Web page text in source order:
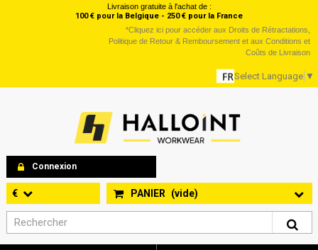
Livraison gratuite à l'achat de :
100 € pour la Belgique - 250 € pour la France
*Cliquez ici pour accéder aux Droits de Rétractations,
Politique de Retour & Remboursement et aux Conditions et
Coûts de Livraison
Select Language ▼
Connexion
PANIER (vide)
€